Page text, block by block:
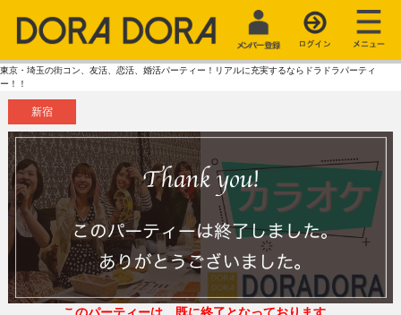
東京・埼玉の街コン、友活、恋活、婚活パーティー！リアルに充実するならドラドラパーティ
ー！！
新宿